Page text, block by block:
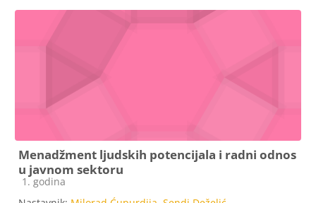
Menadžment ljudskih potencijala i radni odnos
u javnom sektoru
Kategorija e-kolegija
1. godina